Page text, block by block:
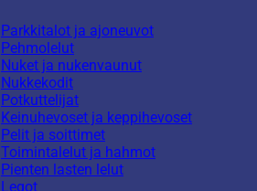
Parkkitalot ja ajoneuvot
Pehmolelut
Nuket ja nukenvaunut
Nukkekodit
Potkuttelijat
Keinuhevoset ja keppihevoset
Pelit ja soittimet
Toimintalelut ja hahmot
Pienten lasten lelut
Legot